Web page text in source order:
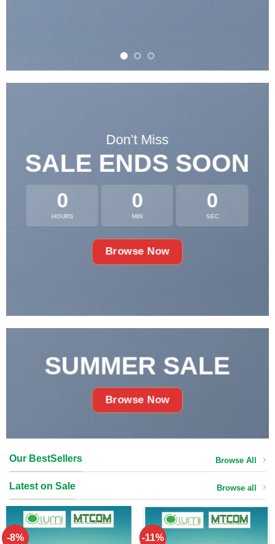
Don’t Miss
SALE ENDS SOON
0
HOURS
0
MIN
0
SEC
Browse Now
SUMMER SALE
Browse Now
Our BestSellers Browse All
Latest on Sale Browse all
-8% -11%